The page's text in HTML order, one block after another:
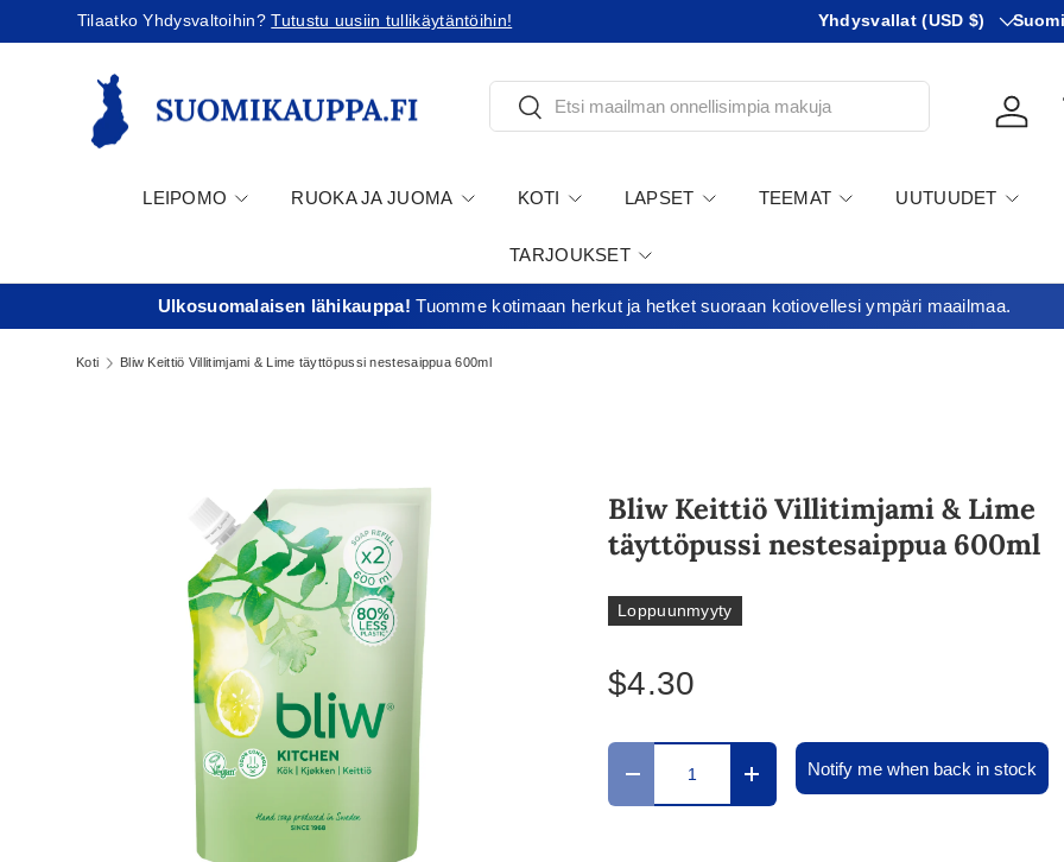
Jatka sisältöön
Tilaatko Yhdysvaltoihin?Tutustu uusiin tullikäytäntöihin! Minimitilausraja 35€
Maa
Yhdysvallat (USD $) KIeli
Suomi
Etsi
LEIPOMO RUOKA JA JUOMA KOTI LAPSET TEEMAT UUTUUDET
TARJOUKSET
Ulkosuomalaisen lähikauppa!Tuomme kotimaan herkut ja hetket suoraan kotiovellesi ympäri maailmaa.
Koti Bliw Keittiö Villitimjami & Lime täyttöpussi nestesaippua 600ml
Bliw Keittiö Villitimjami & Lime
täyttöpussi nestesaippua 600ml
Loppuunmyyty
$4.30
Määrä
Translation missing: fi.cart.items.decrease_quantity
Translation missing:
Notify me when back in stock